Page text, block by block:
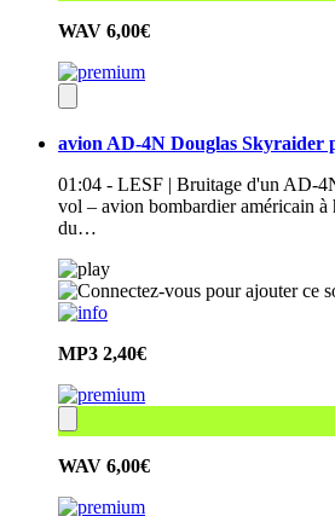
WAV 6,00€
avion AD-4N Douglas Skyraider
01:04 - LESF | Bruitage d'un AD-
vol – avion bombardier américain à
du…
MP3 2,40€
WAV 6,00€